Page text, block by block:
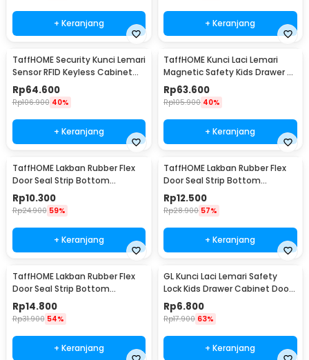
+ Keranjang + Keranjang
TaffHOME Security Kunci Lemari
Sensor RFID Keyless Cabinet
Door Lock - SCRFID
Rp64.600
Rp106.900 40%
+ Keranjang
TaffHOME Kunci Laci Lemari
Magnetic Safety Kids Drawer 8
Lock 2 Key - LK-004-KB
Rp63.600
Rp105.900 40%
+ Keranjang
TaffHOME Lakban Rubber Flex
Door Seal Strip Bottom
Waterproof 25mmx5M - TP39
Rp10.300
Rp24.900 59%
+ Keranjang
TaffHOME Lakban Rubber Flex
Door Seal Strip Bottom
Waterproof 35mmx5M - TP39
Rp12.500
Rp28.900 57%
+ Keranjang
TaffHOME Lakban Rubber Flex
Door Seal Strip Bottom
Waterproof 45mmx5M - TP39
Rp14.800
Rp31.900 54%
+ Keranjang
GL Kunci Laci Lemari Safety
Lock Kids Drawer Cabinet Door
- LG27
Rp6.800
Rp17.900 63%
+ Keranjang